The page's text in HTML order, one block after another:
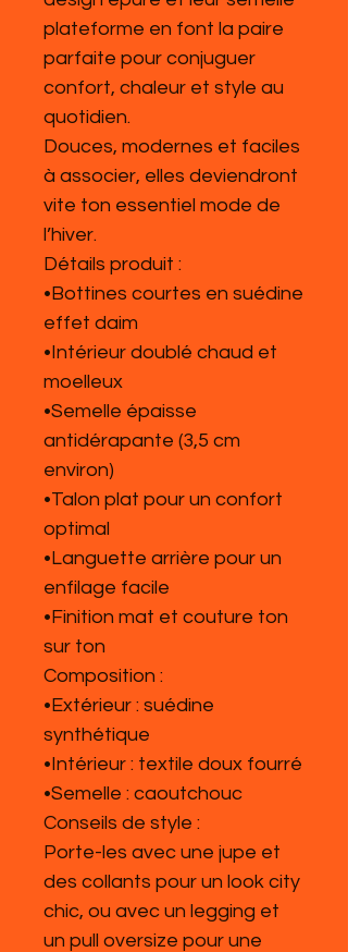
plateforme en font la paire
parfaite pour conjuguer
confort, chaleur et style au
quotidien.
Douces, modernes et faciles
à associer, elles deviendront
vite ton essentiel mode de
l’hiver.
Détails produit :
•Bottines courtes en suédine
effet daim
•Intérieur doublé chaud et
moelleux
•Semelle épaisse
antidérapante (3,5 cm
environ)
•Talon plat pour un confort
optimal
•Languette arrière pour un
enfilage facile
•Finition mat et couture ton
sur ton
Composition :
•Extérieur : suédine
synthétique
•Intérieur : textile doux fourré
•Semelle : caoutchouc
Conseils de style :
Porte-les avec une jupe et
des collants pour un look city
chic, ou avec un legging et
un pull oversize pour une